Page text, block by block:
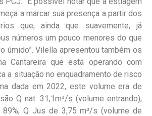
a marcar sua presença a partir dos
que, ainda que suavemente, já
números um pouco menores do que
úmido”. Vilella apresentou também os
Cantareira que está operando com
a situação no enquadramento de risco
dada em 2022, este volume era de
Q nat: 31,1m³/s (volume entrando);
89%; Q Jus de 3,75 m³/s (volume de